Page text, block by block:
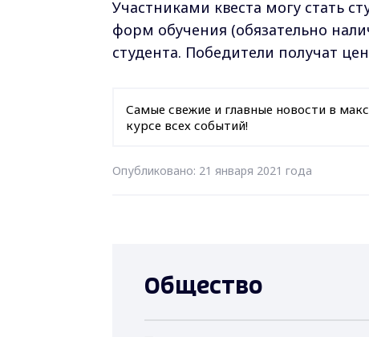
Участниками квеста могу стать
форм обучения (обязательно
студента. Победители получат
Самые свежие и главные новости в
курсе всех событий!
Опубликовано: 21 января 2021 года
Общество